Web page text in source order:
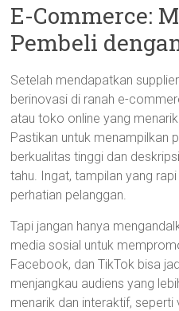
E-Commerce:
Pembeli
Setelah mendapatkan
berinovasi di ranah e-
atau toko online yang
Pastikan untuk menampilkan
berkualitas tinggi dan
tahu. Ingat, tampilan yang
perhatian pelanggan.
Tapi jangan hanya
media sosial untuk
Facebook, dan TikTok bisa
menjangkau audiens yang
menarik dan interaktif,